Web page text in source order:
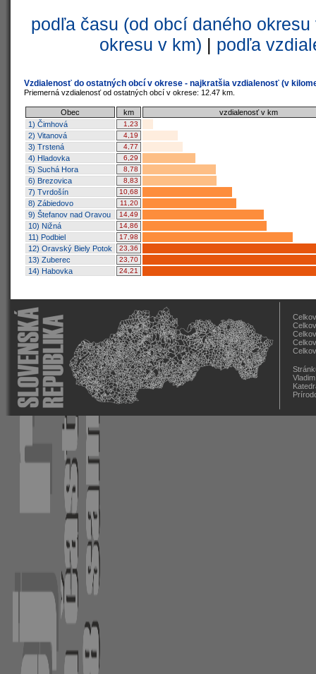
podľa času (od obcí daného okresu
okresu v km) | podľa
Vzdialenosť do ostatných obcí v okrese - najkratšia vzdialenosť (v
Priemerná vzdialenosť od ostatných obcí v okrese: 12.47 km.
Obec km
vzdialenosť v km
1) Čimhová
1,23
2) Vitanová 4,19
3) Trstená 4,77
4) Hladovka 6,29
5) Suchá Hora 8,78
6) Brezovica 8,83
7) Tvrdošín 10,68
8) Zábiedovo 11,20
9) Štefanov nad Oravou 14,49
10) Nižná 14,86
11) Podbiel 17,98
12) Oravský Biely Potok 23,36
13) Zuberec 23,70
14) Habovka 24,21